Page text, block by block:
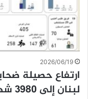
2026/06/19
ارتفاع حصيلة
لبنان إلى 3980 شهيداً و12001 جريح